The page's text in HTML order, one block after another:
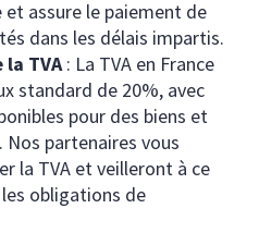
assure le paiement de
dans les délais impartis.
TVA: La TVA en France
standard de 20%, avec
pour des biens et
partenaires vous
la TVA et veilleront à ce
obligations de